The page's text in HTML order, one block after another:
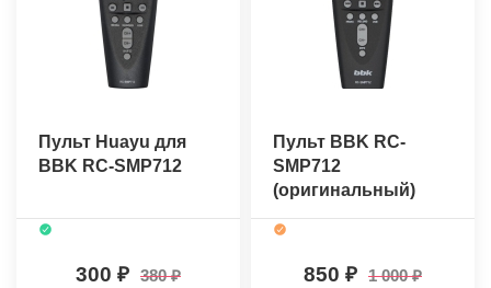
Пульт Huayu для
BBK RC-SMP712
300 380
Пульт BBK RC-
SMP712
(оригинальный)
850 1 000